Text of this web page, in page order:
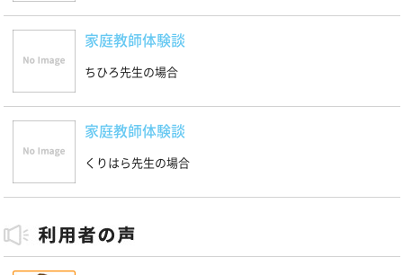
家庭教師体験談
ちひろ先生の場合
家庭教師体験談
くりはら先生の場合